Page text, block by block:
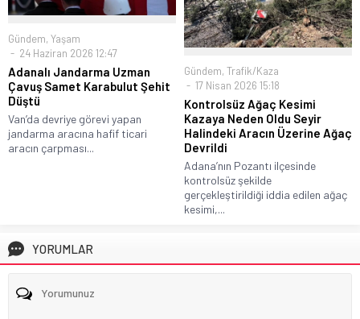
Gündem, Yaşam
24 Haziran 2026 12:47
Adanalı Jandarma Uzman
Çavuş Samet Karabulut Şehit
Düştü
Van’da devriye görevi yapan
jandarma aracına hafif ticari
aracın çarpması...
Gündem, Trafik/Kaza
17 Nisan 2026 15:18
Kontrolsüz Ağaç Kesimi
Kazaya Neden Oldu Seyir
Halindeki Aracın Üzerine Ağaç
Devrildi
Adana’nın Pozantı ilçesinde
kontrolsüz şekilde
gerçekleştirildiği iddia edilen ağaç
kesimi,...
YORUMLAR